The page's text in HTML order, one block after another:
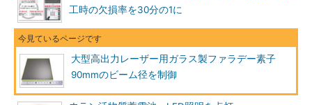
工時の欠損率を30分の1に
大型高出力レーザー用ガラス製ファラデー素子
90mmのビーム径を制御